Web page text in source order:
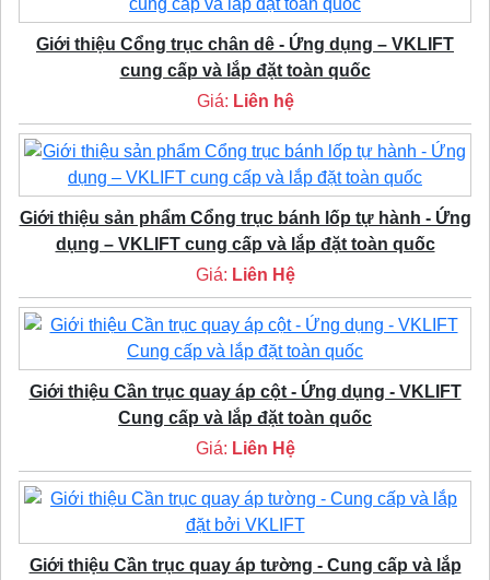
Giới thiệu Cổng trục chân dê - Ứng dụng – VKLIFT
cung cấp và lắp đặt toàn quốc
Giá: Liên hệ
Giới thiệu sản phẩm Cổng trục bánh lốp tự hành - Ứng
dụng – VKLIFT cung cấp và lắp đặt toàn quốc
Giá: Liên Hệ
Giới thiệu Cần trục quay áp cột - Ứng dụng - VKLIFT
Cung cấp và lắp đặt toàn quốc
Giá: Liên Hệ
Giới thiệu Cần trục quay áp tường - Cung cấp và lắp